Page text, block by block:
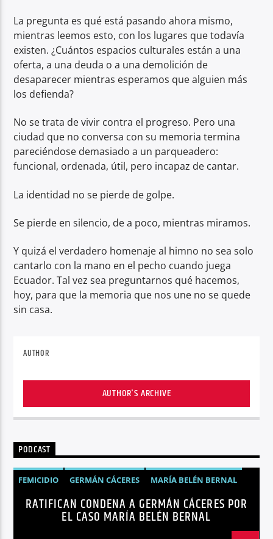
La pregunta es qué está pasando ahora mismo,
mientras leemos esto, con los lugares que todavía
existen. ¿Cuántos espacios culturales están a una
oferta, a una deuda o a una demolición de
desaparecer mientras esperamos que alguien más
los defienda?
No se trata de vivir contra el progreso. Pero una
ciudad que no conversa con su memoria termina
pareciéndose demasiado a un parqueadero:
funcional, ordenada, útil, pero incapaz de cantar.
La identidad no se pierde de golpe.
Se pierde en silencio, de a poco, mientras miramos.
Y quizá el verdadero homenaje al himno no sea solo
cantarlo con la mano en el pecho cuando juega
Ecuador. Tal vez sea preguntarnos qué hacemos,
hoy, para que la memoria que nos une no se quede
sin casa.
AUTHOR
AUTHOR'S ARCHIVE
PODCAST
FEMICIDIO GERMÁN CÁCERES
MARÍA BELÉN BERNAL
NOTICIAS
SEGURIDAD
RATIFICAN CONDENA A GERMÁN CÁCERES POR
EL CASO MARÍA BELÉN BERNAL